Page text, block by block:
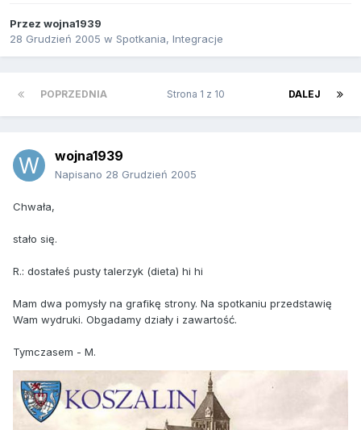
Przez wojna1939
28 Grudzień 2005 w Spotkania, Integracje
POPRZEDNIA DALEJ
Strona 1 z 10
wojna1939
Napisano 28 Grudzień 2005
Chwała,
stało się.
R.: dostałeś pusty talerzyk (dieta) hi hi
Mam dwa pomysły na grafikę strony. Na spotkaniu przedstawię
Wam wydruki. Obgadamy działy i zawartość.
Tymczasem - M.